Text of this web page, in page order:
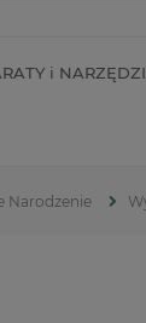
i
Narodzenie